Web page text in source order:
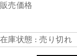
販売価格
在庫状態 : 売り切れ